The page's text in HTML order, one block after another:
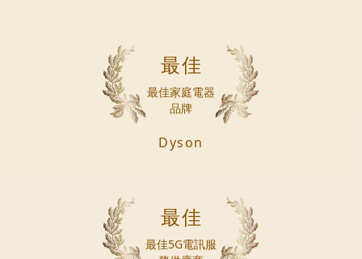
最佳
最佳家庭電器
品牌
Dyson
最佳
最佳5G電訊服